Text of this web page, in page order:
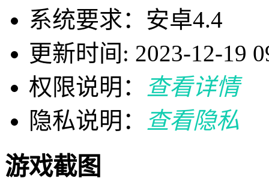
系统要求：安卓4.4
更新时间: 2023-12-19
权限说明：
查看详情
隐私说明：
查看隐私
游戏截图